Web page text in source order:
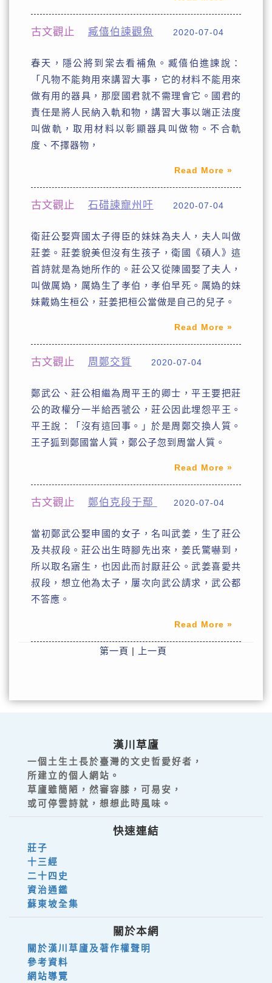
古文觀止 臧僖伯諫觀魚 2020-07-04
春天，隱公將到棠去看補魚。臧僖伯進諫說：
「凡物不能夠用來講習大事，它的材料不能用來
做有用的器具，那麼國君就不需理會它。國君的
責任是將人民納入軌和物，講習大事以端正法度
叫做軌，取用材料以彰顯器具叫做物。不合軌
度、不擇器物，
Read More »
古文觀止 石碏諫寵州吁 2020-07-04
衛莊公娶齊國太子得臣的妹妹為夫人，夫人叫做
莊姜。莊姜貌美但沒有生孩子，衛國《碩人》這
首詩就是為她所作的。莊公又從陳國娶了夫人，
叫做厲媯，厲媯生了孝伯，孝伯早死。厲媯的妹
妹戴媯生桓公，莊姜把桓公當做是自己的兒子。
Read More »
古文觀止 周鄭交質 2020-07-04
鄭武公、莊公相繼為周平王的卿士，平王要把莊
公的政權分一半給西虢公，莊公因此埋怨平王。
平王說：「沒有這回事。」於是周鄭交換人質。
王子狐到鄭國當人質，鄭公子忽到周當人質。
Read More »
古文觀止 鄭伯克段于鄢 2020-07-04
當初鄭武公娶申國的女子，名叫武姜，生了莊公
及共叔段。莊公出生時腳先出來，姜氏驚嚇到，
所以取名寤生，也因此而討厭莊公。武姜喜愛共
叔段，想立他為太子，屢次向武公請求，武公都
不答應。
Read More »
第一頁 | 上一頁
漢川草廬
一個土生土長於臺灣的文史哲愛好者，
所建立的個人網站。
草廬雖簡陋，然審容膝，可易安，
或可停雲詩就，想想此時風味。
快速連結
莊子
十三經
二十四史
資治通鑑
蘇東坡全集
關於本網
關於漢川草廬及著作權聲明
參考資料
網站導覽